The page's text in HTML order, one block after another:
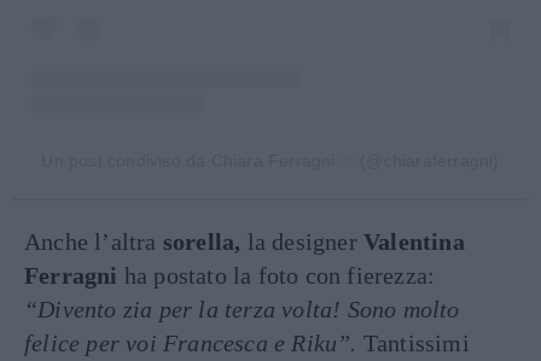
Anche l’altra sorella, la designerValentina
Ferragni ha postato la foto con fierezza:
“Divento zia per la terza volta! Sono molto
felice per voi Francesca e Riku”. Tantissimi